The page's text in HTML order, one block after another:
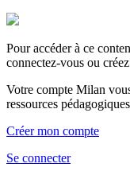
Pour accéder à ce
connectez-vous ou
Votre compte Milan
ressources
Créer mon compte
Se connecter